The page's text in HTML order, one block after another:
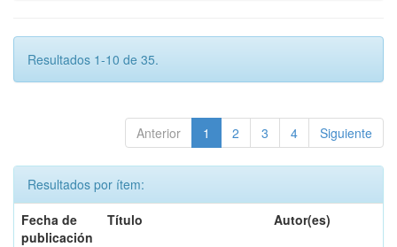
Resultados 1-10 de 35.
Anterior 1 2 3 4 Siguiente
Resultados por ítem:
Fecha de
publicación
Título Autor(es)